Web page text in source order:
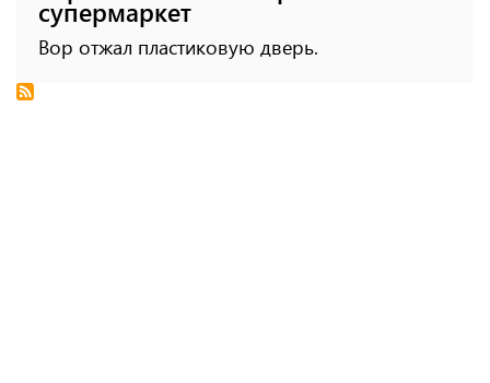
супермаркет
Вор отжал пластиковую дверь.